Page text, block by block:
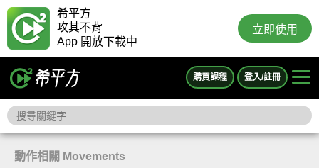
希平方
攻其不背
App 開放下載中
立即使用
購買課程 登入/註冊
動作相關 Movements